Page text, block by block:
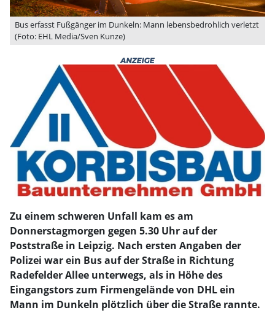
Bus erfasst Fußgänger im Dunkeln: Mann lebensbedrohlich verletzt
(Foto: EHL Media/Sven Kunze)
Zu einem schweren Unfall kam es am
Donnerstagmorgen gegen 5.30 Uhr auf der
Poststraße in Leipzig. Nach ersten Angaben der
Polizei war ein Bus auf der Straße in Richtung
Radefelder Allee unterwegs, als in Höhe des
Eingangstors zum Firmengelände von DHL ein
Mann im Dunkeln plötzlich über die Straße rannte.